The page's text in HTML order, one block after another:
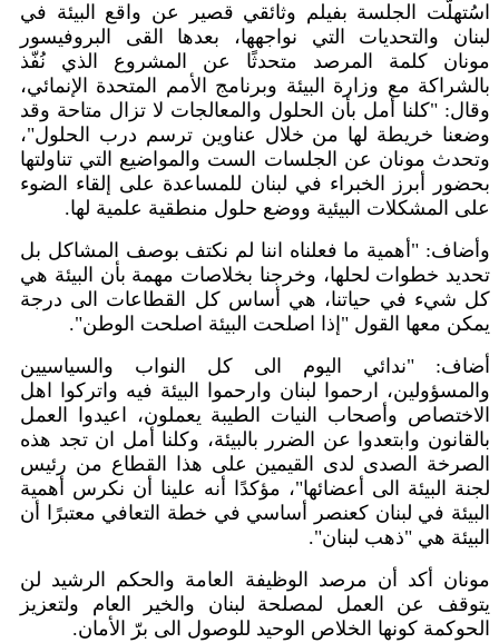
اسُتهلّت الجلسة بفيلم وثائقي قصير عن واقع البيئة في
لبنان والتحديات التي نواجهها، بعدها القى البروفيسور
مونان كلمة المرصد متحدثًا عن المشروع الذي نُفّذ
بالشراكة مع وزارة البيئة وبرنامج الأمم المتحدة الإنمائي،
وقال: "كلنا أمل بأن الحلول والمعالجات لا تزال متاحة وقد
وضعنا خريطة لها من خلال عناوين ترسم درب الحلول"،
وتحدث مونان عن الجلسات الست والمواضيع التي تناولتها
بحضور أبرز الخبراء في لبنان للمساعدة على إلقاء الضوء
على المشكلات البيئية ووضع حلول منطقية علمية لها.
وأضاف: "أهمية ما فعلناه اننا لم نكتف بوصف المشاكل بل
تحديد خطوات لحلها، وخرجنا بخلاصات مهمة بأن البيئة هي
كل شيء في حياتنا، هي أساس كل القطاعات الى درجة
يمكن معها القول "إذا اصلحت البيئة اصلحت الوطن".
أضاف: "ندائي اليوم الى كل النواب والسياسيين
والمسؤولين، ارحموا لبنان وارحموا البيئة فيه واتركوا اهل
الاختصاص وأصحاب النيات الطيبة يعملون، اعيدوا العمل
بالقانون وابتعدوا عن الضرر بالبيئة، وكلنا أمل ان تجد هذه
الصرخة الصدى لدى القيمين على هذا القطاع من رئيس
لجنة البيئة الى أعضائها"، مؤكدًا أنه علينا أن نكرس أهمية
البيئة في لبنان كعنصر أساسي في خطة التعافي معتبرًا أن
البيئة هي "ذهب لبنان".
مونان أكد أن مرصد الوظيفة العامة والحكم الرشيد لن
يتوقف عن العمل لمصلحة لبنان والخير العام ولتعزيز
الحوكمة كونها الخلاص الوحيد للوصول الى برّ الأمان.